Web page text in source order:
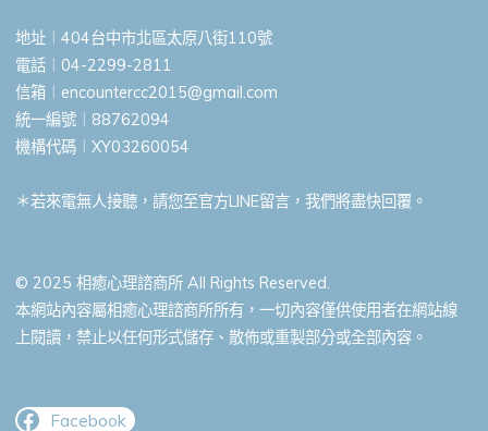
地址︱404台中市北區太原八街110號
電話︱04-2299-2811
信箱︱ encountercc2015@gmail.com
統一編號︱88762094
機構代碼︱XY03260054
＊若來電無人接聽，請您至官方LINE留言，我們將盡快回覆。
© 2025 相癒心理諮商所 All Rights Reserved.
本網站內容屬相癒心理諮商所所有，一切內容僅供使用者在網站線
上閱讀，禁止以任何形式儲存、散佈或重製部分或全部內容。
Facebook